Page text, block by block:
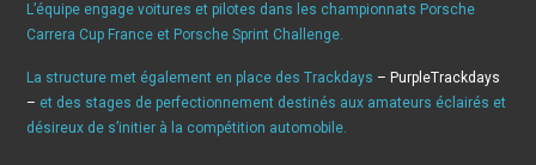
L’équipe engage voitures et pilotes dans les championnats Porsche
Carrera Cup France et Porsche Sprint Challenge.
La structure met également en place des Trackdays – PurpleTrackdays
– et des stages de perfectionnement destinés aux amateurs éclairés et
désireux de s’initier à la compétition automobile.